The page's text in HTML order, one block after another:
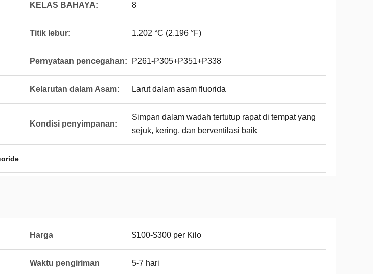
KELAS BAHAYA: 8
Titik lebur: 1.202 °C (2.196 °F)
Pernyataan pencegahan: P261-P305+P351+P338
Kelarutan dalam Asam: Larut dalam asam fluorida
Kondisi penyimpanan:
Simpan dalam wadah tertutup rapat di tempat yang
sejuk, kering, dan berventilasi baik
Harga $100-$300 per Kilo
Waktu pengiriman 5-7 hari